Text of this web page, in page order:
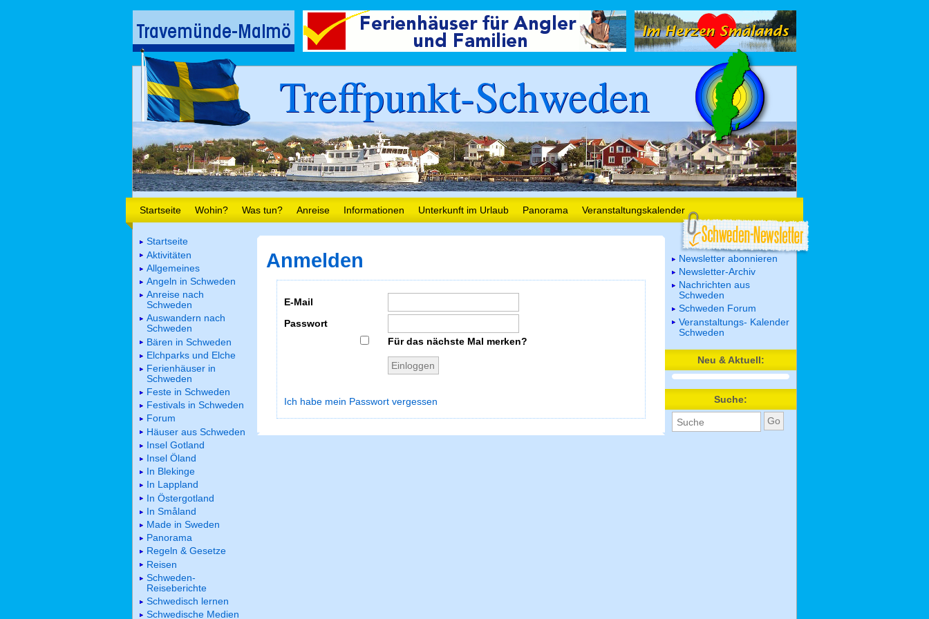
Treffpunkt-Schweden
Startseite Wohin? Was tun? Anreise Informationen Unterkunft im Urlaub Panorama Veranstaltungskalender
Anmelden
E-Mail
Passwort
Für das nächste Mal merken?
Ich habe mein Passwort vergessen
Startseite
Aktivitäten
Allgemeines
Angeln in Schweden
Anreise nach
Schweden
Auswandern nach
Schweden
Bären in Schweden
Elchparks und Elche
Ferienhäuser in
Schweden
Feste in Schweden
Festivals in Schweden
Forum
Häuser aus Schweden
Insel Gotland
Insel Öland
In Blekinge
In Lappland
In Östergotland
In Småland
Made in Sweden
Panorama
Regeln & Gesetze
Reisen
Schweden-
Reiseberichte
Schwedisch lernen
Schwedische Medien
Newsletter abonnieren
Newsletter-Archiv
Nachrichten aus
Schweden
Schweden Forum
Veranstaltungs- Kalender
Schweden
Neu & Aktuell:
Suche: